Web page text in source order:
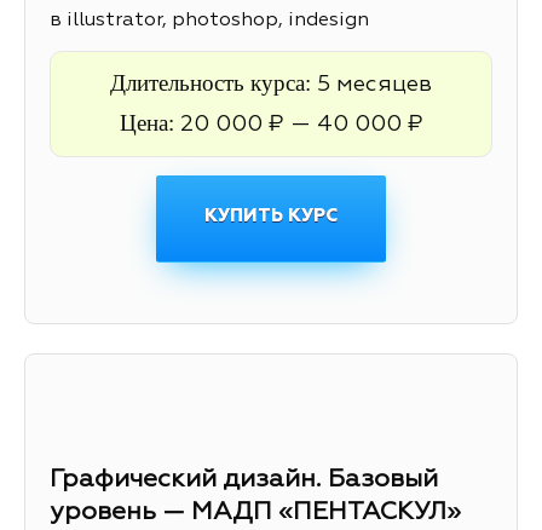
в illustrator, photoshop, indesign
Длительность курса: 5 месяцев
Цена: 20 000 ₽ — 40 000 ₽
КУПИТЬ КУРС
Графический дизайн. Базовый
уровень — МАДП «ПЕНТАСКУЛ»